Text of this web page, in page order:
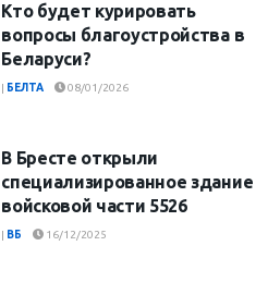
Кто будет курировать
вопросы благоустройства в
Беларуси?
| БЕЛТА 08/01/2026
В Бресте открыли
специализированное здание
войсковой части 5526
| ВБ 16/12/2025